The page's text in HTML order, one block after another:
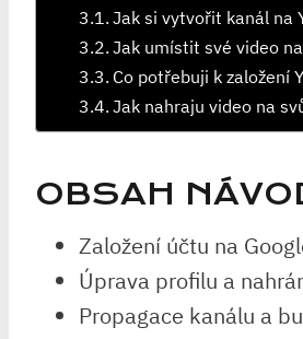
Jak si vytvořit kanál na
Jak umístit své video
Co potřebuji k založení
Jak nahraju video na
OBSAH
Založení účtu na
Úprava profilu a
Propagace kanálu a